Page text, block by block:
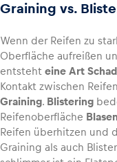
Graining vs.
Wenn der Reifen zu
Oberfläche aufreißen
entsteht eine Art
Kontakt zwischen
Graining. Blistering
Reifenoberfläche
Reifen überhitzen und
Graining als auch